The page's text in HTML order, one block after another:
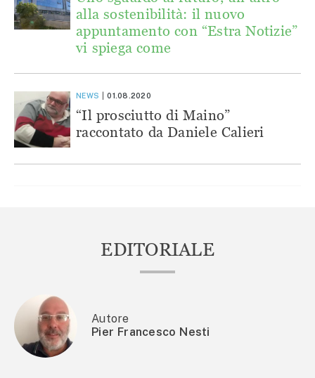
alla sostenibilità: il nuovo
appuntamento con “Estra Notizie”
vi spiega come
NEWS 01.08.2020
“Il prosciutto di Maino”
raccontato da Daniele Calieri
EDITORIALE
Autore
Pier Francesco Nesti